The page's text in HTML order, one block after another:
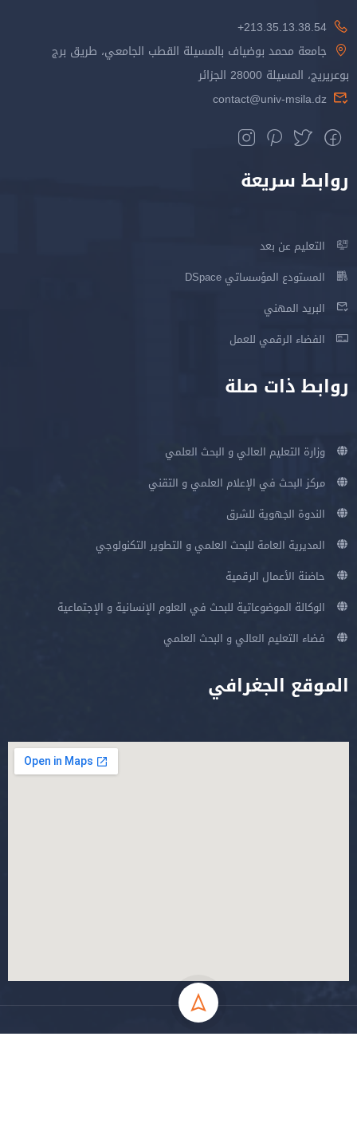
213.35.13.38.54+
جامعة محمد بوضياف بالمسيلة القطب الجامعي، طريق برج
بوعريريج، المسيلة 28000 الجزائر
contact@univ-msila.dz
روابط سريعة
التعليم عن بعد
المستودع المؤسساتي DSpace
البريد المهني
الفضاء الرقمي للعمل
روابط ذات صلة
وزارة التعليم العالي و البحث العلمي
مركز البحث في الإعلام العلمي و التقني
الندوة الجهوية للشرق
المديرية العامة للبحث العلمي و التطوير التكنولوجي
حاضنة الأعمال الرقمية
الوكالة الموضوعاتية للبحث في العلوم الإنسانية و الإجتماعية
فضاء التعليم العالي و البحث العلمي
الموقع الجغرافي
جميع الحقوق محفوظة جامعة المسيلة - 2024